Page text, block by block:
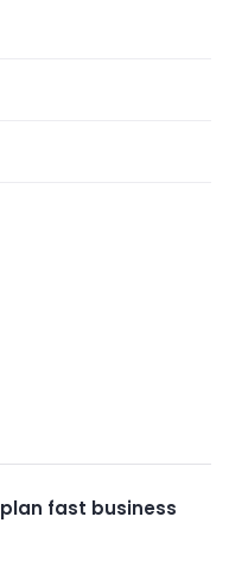
fast business